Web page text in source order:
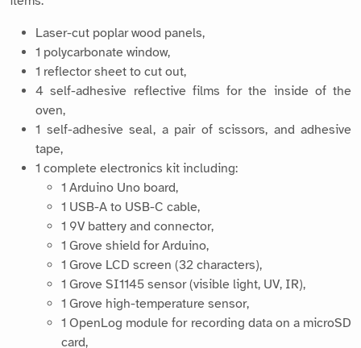
Laser-cut poplar wood panels,
1 polycarbonate window,
1 reflector sheet to cut out,
4 self-adhesive reflective films for the inside of the
oven,
1 self-adhesive seal, a pair of scissors, and adhesive
tape,
1 complete electronics kit including:
1 Arduino Uno board,
1 USB-A to USB-C cable,
1 9V battery and connector,
1 Grove shield for Arduino,
1 Grove LCD screen (32 characters),
1 Grove SI1145 sensor (visible light, UV, IR),
1 Grove high-temperature sensor,
1 OpenLog module for recording data on a microSD
card,